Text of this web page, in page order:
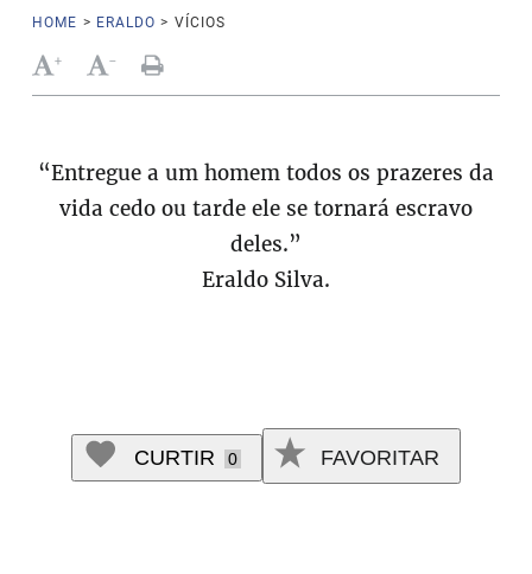
HOME > ERALDO > VÍCIOS
+ -
“Entregue a um homem todos os prazeres da
vida cedo ou tarde ele se tornará escravo
deles.”
Eraldo Silva.
CURTIR 0 FAVORITAR